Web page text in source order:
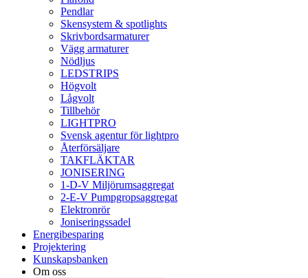
Pendlar
Skensystem & spotlights
Skrivbordsarmaturer
Vägg armaturer
Nödljus
LEDSTRIPS
Högvolt
Lågvolt
Tillbehör
LIGHTPRO
Svensk agentur för lightpro
Återförsäljare
TAKFLÄKTAR
JONISERING
1-D-V Miljörumsaggregat
2-E-V Pumpgropsaggregat
Elektronrör
Joniseringssadel
Energibesparing
Projektering
Kunskapsbanken
Om oss